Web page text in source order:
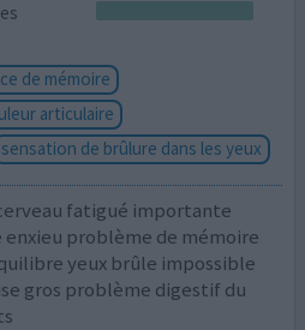
de mémoire
articulaire
sensation de brûlure dans les yeux
fatigué importante
problème de mémoire
yeux brûle impossible
gros problème digestif du